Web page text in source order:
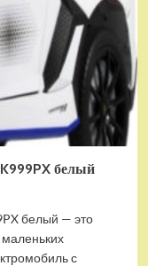
белый
белый — это
с